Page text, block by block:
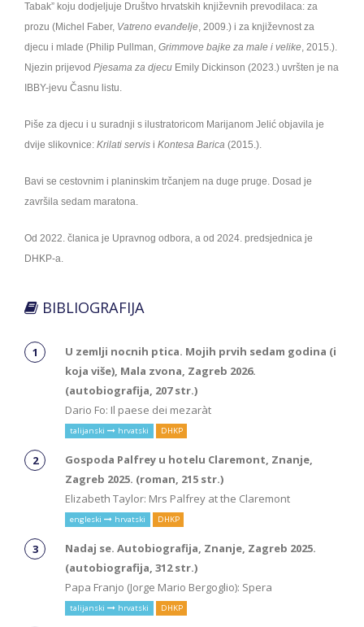
Tabak” koju dodjeljuje Društvo hrvatskih književnih prevodilaca: za
prozu (Michel Faber, Vatreno evanđelje, 2009.) i za književnost za
djecu i mlade (Philip Pullman, Grimmove bajke za male i velike, 2015.).
Njezin prijevod Pjesama za djecu Emily Dickinson (2023.) uvršten je na
IBBY-jevu Časnu listu.
Piše za djecu i u suradnji s ilustratoricom Marijanom Jelić objavila je
dvije slikovnice: Krilati servis i Kontesa Barica (2015.).
Bavi se cestovnim i planinskim trčanjem na duge pruge. Dosad je
završila sedam maratona.
Od 2022. članica je Upravnog odbora, a od 2024. predsjednica je
DHKP-a.
BIBLIOGRAFIJA
U zemlji nocnih ptica. Mojih prvih sedam godina (i
koja više), Mala zvona, Zagreb 2026.
(autobiografija, 207 str.)
Dario Fo: Il paese dei mezaràt
talijanski hrvatski DHKP
Gospoda Palfrey u hotelu Claremont, Znanje,
Zagreb 2025. (roman, 215 str.)
Elizabeth Taylor: Mrs Palfrey at the Claremont
engleski hrvatski DHKP
Nadaj se. Autobiografija, Znanje, Zagreb 2025.
(autobiografija, 312 str.)
Papa Franjo (Jorge Mario Bergoglio): Spera
talijanski hrvatski DHKP